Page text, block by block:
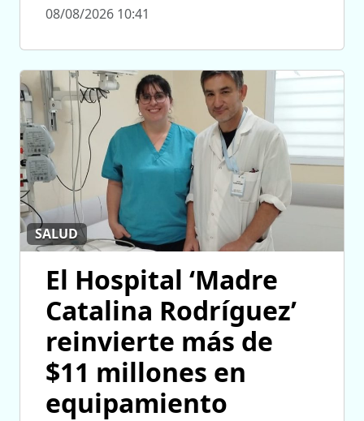
08/08/2026 10:41
SALUD
El Hospital ‘Madre
Catalina Rodríguez’
reinvierte más de
$11 millones en
equipamiento